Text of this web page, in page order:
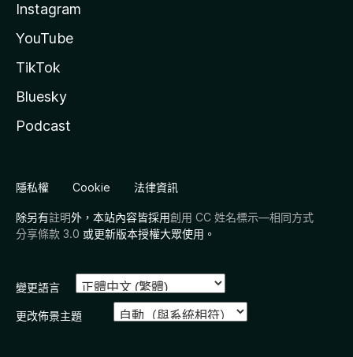
Instagram
YouTube
TikTok
Bluesky
Podcast
隱私權 Cookie 法律資訊
除另有註明外，本站內容皆採用創用 CC 姓名標示—相同方式
分享條款 3.0 或更新版本授權大眾使用。
變更語言
更改佈景主題